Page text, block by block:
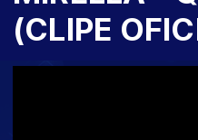
(CLIPE